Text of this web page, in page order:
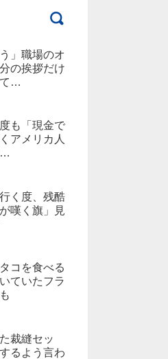
」職場のオ
の挨拶だけ
…
も「現金で
アメリカ人
…
く度、残酷
嘆く旗」見
コを食べる
ていたフラ
裁縫セッ
るよう言わ